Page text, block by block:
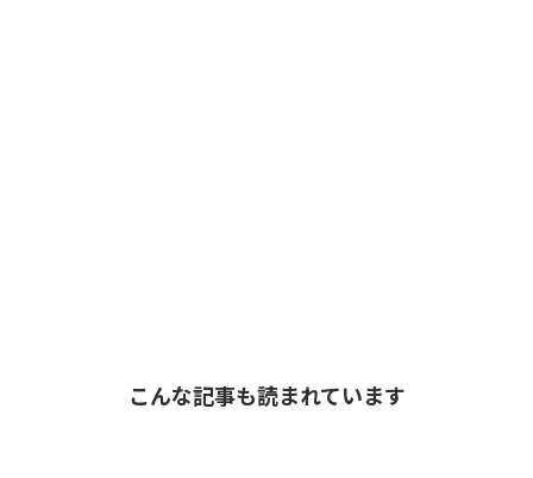
こんな記事も読まれています